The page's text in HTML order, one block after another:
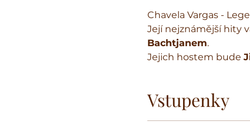
Chavela Vargas -
Její nejznámější hity
Bachtjanem.
Jejich hostem bude
Vstupenky